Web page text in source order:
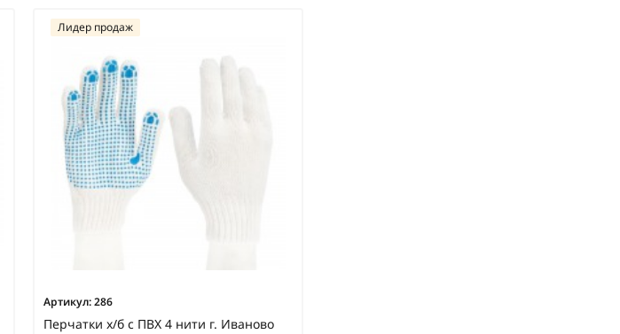
Артикул:286
Перчатки х/б с ПВХ 4 нити г. Иваново
Лидер продаж